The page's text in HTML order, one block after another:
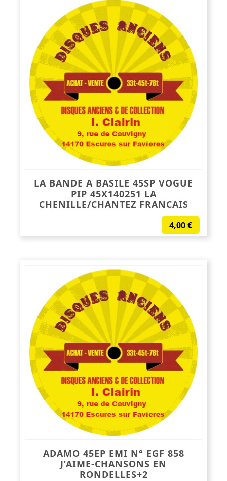
LA BANDE A BASILE 45SP VOGUE
PIP 45X140251 LA
CHENILLE/CHANTEZ FRANCAIS
4,00€
ADAMO 45EP EMI N° EGF 858
J’AIME-CHANSONS EN
RONDELLES+2